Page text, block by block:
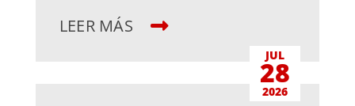
LEER MÁS
JUL
28
2026